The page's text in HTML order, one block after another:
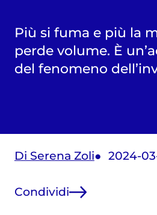
Più si fuma e più la
perde volume. È
del fenomeno
Di Serena Zoli 2024-
Condividi